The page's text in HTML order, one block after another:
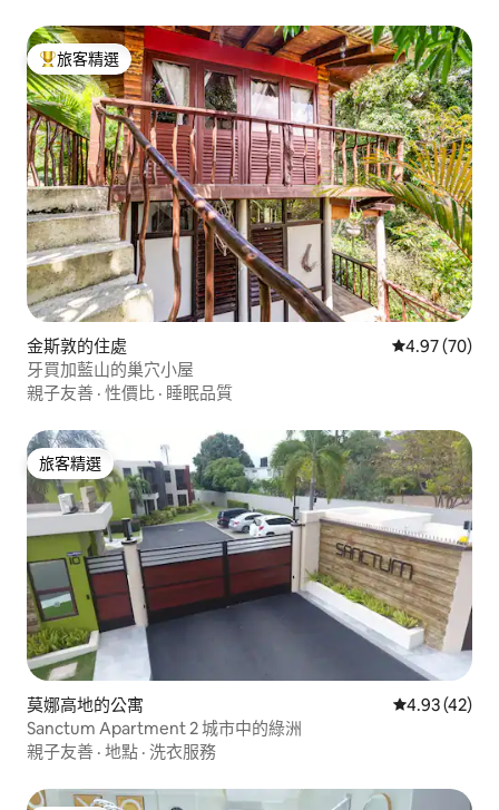
旅客精選榜首
旅客精選
金斯敦的住處 從 70 則評價
4.97 (70)
牙買加藍山的巢穴小屋
親子友善 · 性價比 · 睡眠品質
旅客精選
旅客精選
莫娜高地的公寓 從 42 則評價
4.93 (42)
Sanctum Apartment 2 城市中的綠洲
親子友善 · 地點 · 洗衣服務